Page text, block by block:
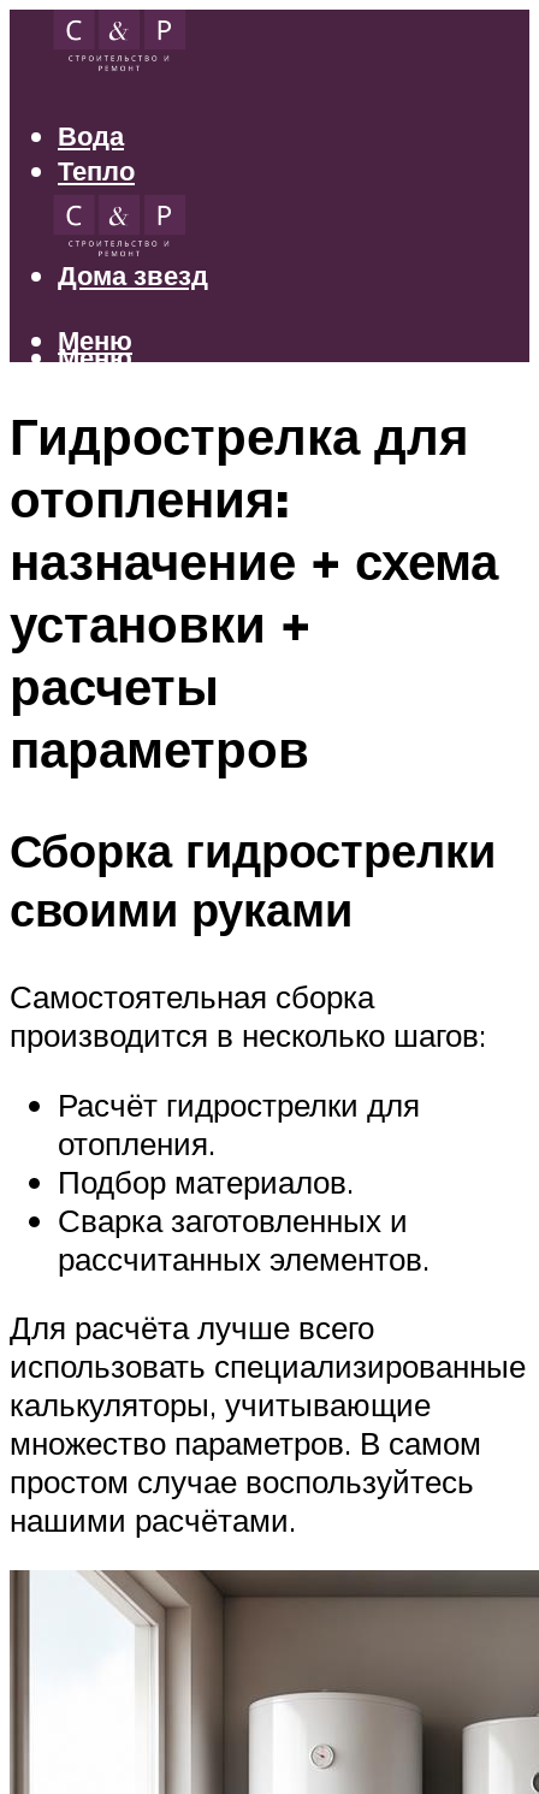
Вода
Тепло
Электрика
Свет
Дома звезд
Меню
Меню
Гидрострелка для
отопления:
назначение + схема
установки +
расчеты
параметров
Сборка гидрострелки
своими руками
Самостоятельная сборка
производится в несколько шагов:
Расчёт гидрострелки для
отопления.
Подбор материалов.
Сварка заготовленных и
рассчитанных элементов.
Для расчёта лучше всего
использовать специализированные
калькуляторы, учитывающие
множество параметров. В самом
простом случае воспользуйтесь
нашими расчётами.